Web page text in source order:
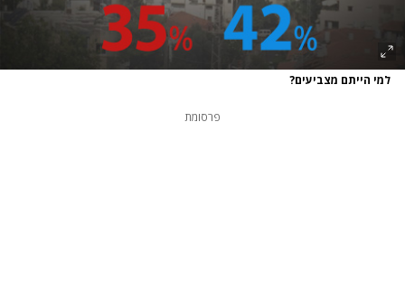
למי הייתם מצביעים?
פרסומת